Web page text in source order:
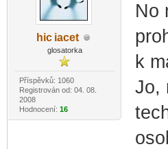
hiciacet
glosatorka
Příspěvků: 1060
Registrován od: 04. 08.
2008
Hodnocení: 16
No
k
Jo,